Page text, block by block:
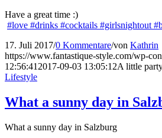
Have a great time :)
#love #drinks #cocktails #girlsnightout
17. Juli 2017/0 Kommentare/von Kathrin
https://www.fantastique-style.com/wp-
12:56:41 2017-09-03 13:05:12A little
Lifestyle
What a sunny day in
What a sunny day in Salzburg